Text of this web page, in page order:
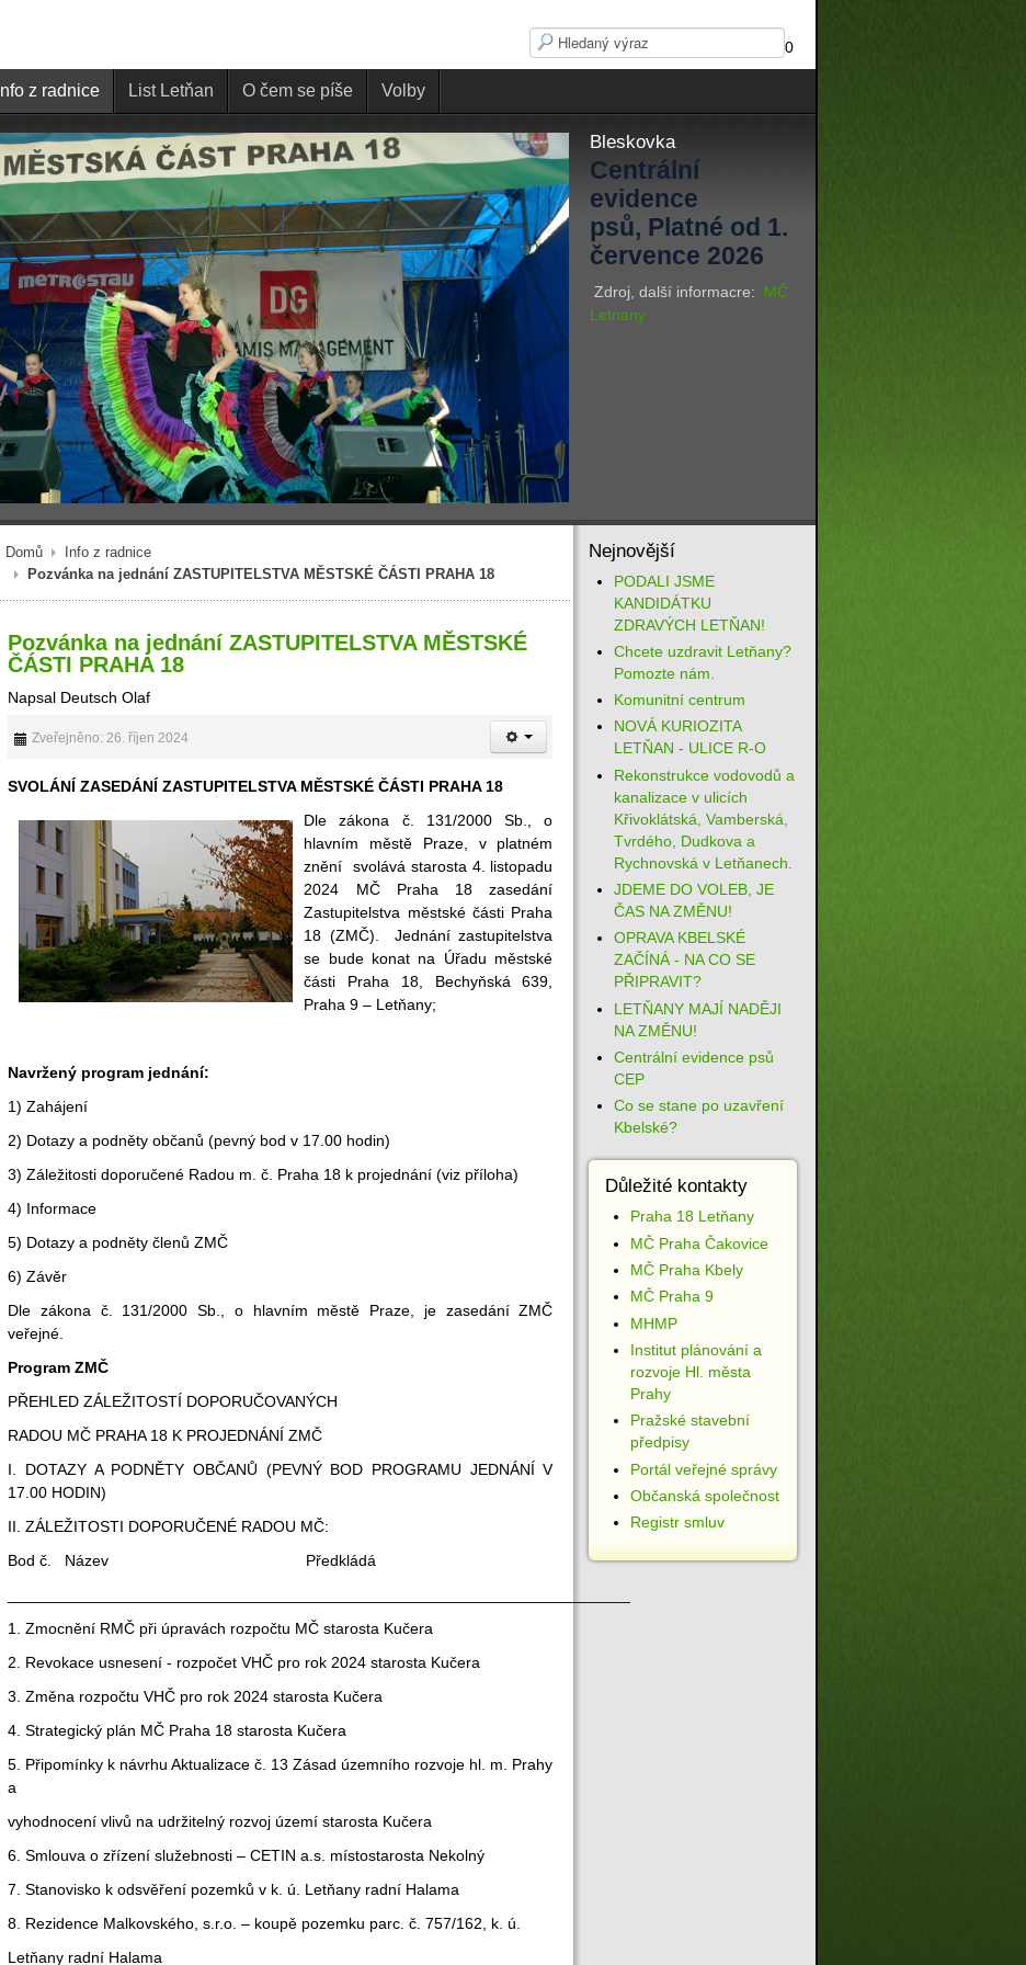
0
Info z radnice List Letňan O čem se píše Volby
Bleskovka
Centrální
evidence
psů, Platné od 1.
července 2026
Zdroj, další informacre: MČ
Letnany
Domů
Info z radnice
Pozvánka na jednání ZASTUPITELSTVA MĚSTSKÉ ČÁSTI PRAHA 18
Pozvánka na jednání ZASTUPITELSTVA MĚSTSKÉ
ČÁSTI PRAHA 18
Napsal Deutsch Olaf
Zveřejněno: 26. říjen 2024
SVOLÁNÍ ZASEDÁNÍ ZASTUPITELSTVA MĚSTSKÉ ČÁSTI PRAHA 18
Dle zákona č. 131/2000 Sb., o
hlavním městě Praze, v platném
znění svolává starosta 4. listopadu
2024 MČ Praha 18 zasedání
Zastupitelstva městské části Praha
18 (ZMČ). Jednání zastupitelstva
se bude konat na Úřadu městské
části Praha 18, Bechyňská 639,
Praha 9 – Letňany;
Navržený program jednání:
1) Zahájení
2) Dotazy a podněty občanů (pevný bod v 17.00 hodin)
3) Záležitosti doporučené Radou m. č. Praha 18 k projednání (viz příloha)
4) Informace
5) Dotazy a podněty členů ZMČ
6) Závěr
Dle zákona č. 131/2000 Sb., o hlavním městě Praze, je zasedání ZMČ
veřejné.
Program ZMČ
PŘEHLED ZÁLEŽITOSTÍ DOPORUČOVANÝCH
RADOU MČ PRAHA 18 K PROJEDNÁNÍ ZMČ
I. DOTAZY A PODNĚTY OBČANŮ (PEVNÝ BOD PROGRAMU JEDNÁNÍ V
17.00 HODIN)
II. ZÁLEŽITOSTI DOPORUČENÉ RADOU MČ:
Bod č. Název Předkládá
1. Zmocnění RMČ při úpravách rozpočtu MČ starosta Kučera
2. Revokace usnesení - rozpočet VHČ pro rok 2024 starosta Kučera
3. Změna rozpočtu VHČ pro rok 2024 starosta Kučera
4. Strategický plán MČ Praha 18 starosta Kučera
5. Připomínky k návrhu Aktualizace č. 13 Zásad územního rozvoje hl. m. Prahy
a
vyhodnocení vlivů na udržitelný rozvoj území starosta Kučera
6. Smlouva o zřízení služebnosti – CETIN a.s. místostarosta Nekolný
7. Stanovisko k odsvěření pozemků v k. ú. Letňany radní Halama
8. Rezidence Malkovského, s.r.o. – koupě pozemku parc. č. 757/162, k. ú.
Letňany radní Halama
Nejnovější
PODALI JSME
KANDIDÁTKU
ZDRAVÝCH LETŇAN!
Chcete uzdravit Letňany?
Pomozte nám.
Komunitní centrum
NOVÁ KURIOZITA
LETŇAN - ULICE R-O
Rekonstrukce vodovodů a
kanalizace v ulicích
Křivoklátská, Vamberská,
Tvrdého, Dudkova a
Rychnovská v Letňanech.
JDEME DO VOLEB, JE
ČAS NA ZMĚNU!
OPRAVA KBELSKÉ
ZAČÍNÁ - NA CO SE
PŘIPRAVIT?
LETŇANY MAJÍ NADĚJI
NA ZMĚNU!
Centrální evidence psů
CEP
Co se stane po uzavření
Kbelské?
Důležité kontakty
Praha 18 Letňany
MČ Praha Čakovice
MČ Praha Kbely
MČ Praha 9
MHMP
Institut plánování a
rozvoje Hl. města
Prahy
Pražské stavební
předpisy
Portál veřejné správy
Občanská společnost
Registr smluv